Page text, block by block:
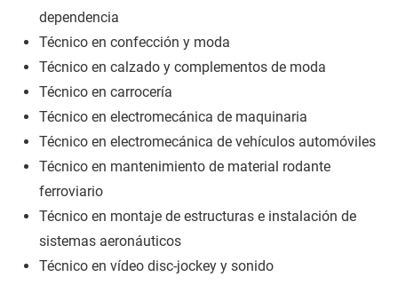
dependencia
Técnico en confección y moda
Técnico en calzado y complementos de moda
Técnico en carrocería
Técnico en electromecánica de maquinaria
Técnico en electromecánica de vehículos automóviles
Técnico en mantenimiento de material rodante
ferroviario
Técnico en montaje de estructuras e instalación de
sistemas aeronáuticos
Técnico en vídeo disc-jockey y sonido